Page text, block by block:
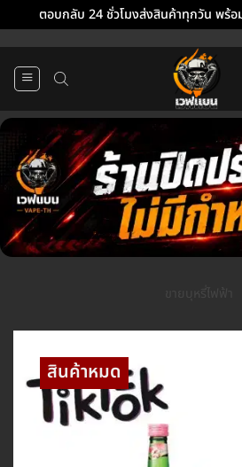
ตอบกลับ 24 ชั่วโมงส่งสินค้าทุกวัน พร้